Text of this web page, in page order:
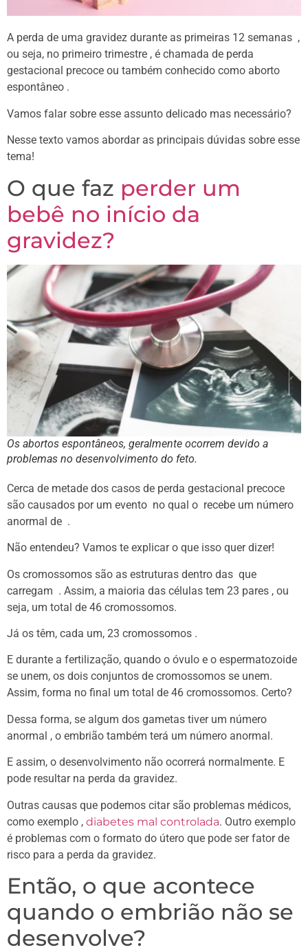
A perda de uma gravidez durante as primeiras 12 semanas ,
ou seja, no primeiro trimestre , é chamada de perda
gestacional precoce ou também conhecido como aborto
espontâneo .
Vamos falar sobre esse assunto delicado mas necessário?
Nesse texto vamos abordar as principais dúvidas sobre esse
tema!
O que faz perder um
bebê no início da
gravidez?
Os abortos espontâneos, geralmente ocorrem devido a
problemas no desenvolvimento do feto.
Cerca de metade dos casos de perda gestacional precoce
são causados ​​por um evento no qual o recebe um número
anormal de .
Não entendeu? Vamos te explicar o que isso quer dizer!
Os cromossomos são as estruturas dentro das que
carregam . Assim, a maioria das células tem 23 pares , ou
seja, um total de 46 cromossomos.
Já os têm, cada um, 23 cromossomos .
E durante a fertilização, quando o óvulo e o espermatozoide
se unem, os dois conjuntos de cromossomos se unem.
Assim, forma no final um total de 46 cromossomos. Certo?
Dessa forma, se algum dos gametas tiver um número
anormal , o embrião também terá um número anormal.
E assim, o desenvolvimento não ocorrerá normalmente. E
pode resultar na perda da gravidez.
Outras causas que podemos citar são problemas médicos,
como exemplo , diabetes mal controlada. Outro exemplo
é problemas com o formato do útero que pode ser fator de
risco para a perda da gravidez.
Então, o que acontece
quando o embrião não se
desenvolve?